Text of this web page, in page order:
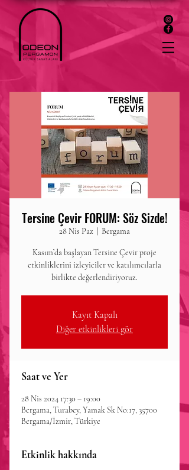
Tersine Çevir FORUM: Söz Sizde!
28 Nis Paz Bergama
Kasım’da başlayan Tersine Çevir proje
etkinliklerini izleyiciler ve katılımcılarla
birlikte değerlendiriyoruz.
Kayıt Kapalı
Diğer etkinlikleri gör
Saat ve Yer
28 Nis 2024 17:30 – 19:00
Bergama, Turabey, Yamak Sk No:17, 35700
Bergama/İzmir, Türkiye
Etkinlik hakkında